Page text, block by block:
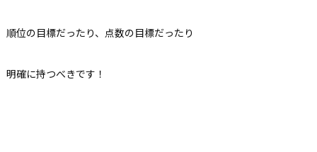
順位の目標だったり、点数の目標だったり
明確に持つべきです！